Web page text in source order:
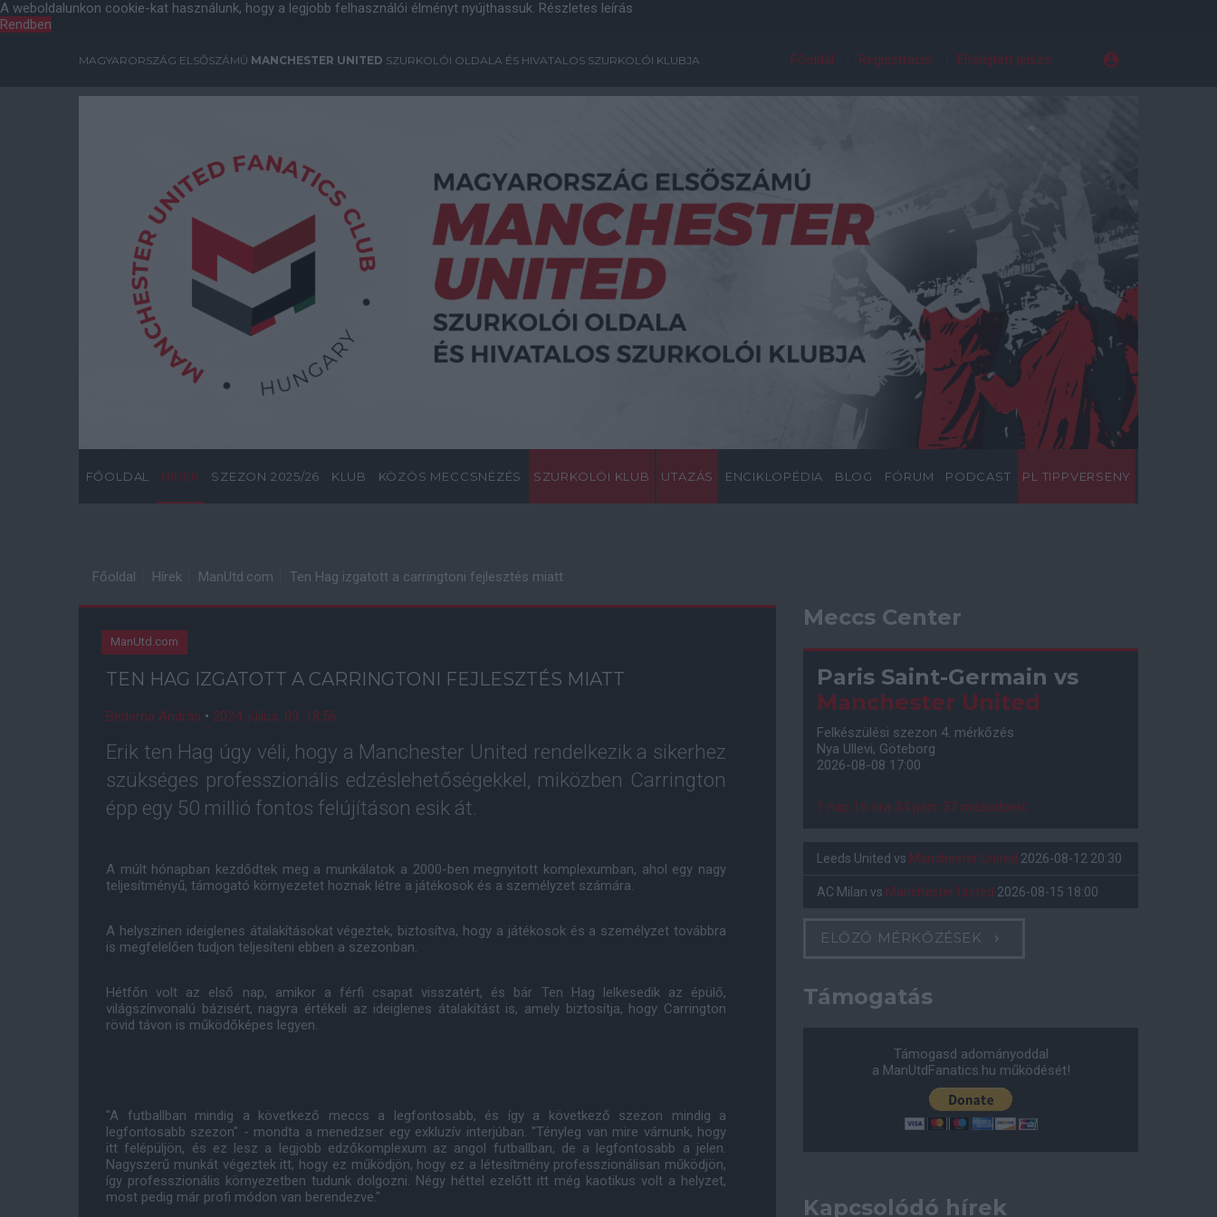
A weboldalunkon cookie-kat használunk, hogy a legjobb felhasználói élményt nyújthassuk. Részletes leírás
Rendben
MAGYARORSZÁG ELSŐSZÁMÚ MANCHESTER UNITED SZURKOLÓI OLDALA ÉS HIVATALOS SZURKOLÓI KLUBJA Főoldal Regisztráció Elfelejtett jelszó
FŐOLDAL HÍREK SZEZON 2025/26 KLUB KÖZÖS MECCSNÉZÉS SZURKOLÓI KLUB UTAZÁS ENCIKLOPÉDIA BLOG FÓRUM PODCAST PL TIPPVERSENY
Főoldal Hírek ManUtd.com Ten Hag izgatott a carringtoni fejlesztés miatt
ManUtd.com
TEN HAG IZGATOTT A CARRINGTONI FEJLESZTÉS MIATT
Bederna András • 2024. július. 09. 18:56
Erik ten Hag úgy véli, hogy a Manchester United rendelkezik a sikerhez
szükséges professzionális edzéslehetőségekkel, miközben Carrington
épp egy 50 millió fontos felújításon esik át.
A múlt hónapban kezdődtek meg a munkálatok a 2000-ben megnyitott komplexumban, ahol egy nagy
teljesítményű, támogató környezetet hoznak létre a játékosok és a személyzet számára.
A helyszínen ideiglenes átalakításokat végeztek, biztosítva, hogy a játékosok és a személyzet továbbra
is megfelelően tudjon teljesíteni ebben a szezonban.
Hétfőn volt az első nap, amikor a férfi csapat visszatért, és bár Ten Hag lelkesedik az épülő,
világszínvonalú bázisért, nagyra értékeli az ideiglenes átalakítást is, amely biztosítja, hogy Carrington
rövid távon is működőképes legyen.
"A futballban mindig a következő meccs a legfontosabb, és így a következő szezon mindig a
legfontosabb szezon" - mondta a menedzser egy exkluzív interjúban. "Tényleg van mire várnunk, hogy
itt felépüljön, és ez lesz a legjobb edzőkomplexum az angol futballban, de a legfontosabb a jelen.
Nagyszerű munkát végeztek itt, hogy ez működjön, hogy ez a létesítmény professzionálisan működjön,
így professzionális környezetben tudunk dolgozni. Négy héttel ezelőtt itt még kaotikus volt a helyzet,
most pedig már profi módon van berendezve."
Meccs Center
Paris Saint-Germain vs
Manchester United
Felkészülési szezon 4. mérkőzés
Nya Ullevi, Göteborg
2026-08-08 17:00
1 nap 16 óra 34 perc 36 másodperc
Leeds United vs Manchester United 2026-08-12 20:30
AC Milan vs Manchester United 2026-08-15 18:00
ELŐZŐ MÉRKŐZÉSEK
Támogatás
Támogasd adományoddal
a ManUtdFanatics.hu működését!
Kapcsolódó hírek